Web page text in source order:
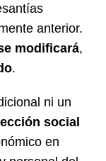
anterior.
modificará,
.
ni un
social
en